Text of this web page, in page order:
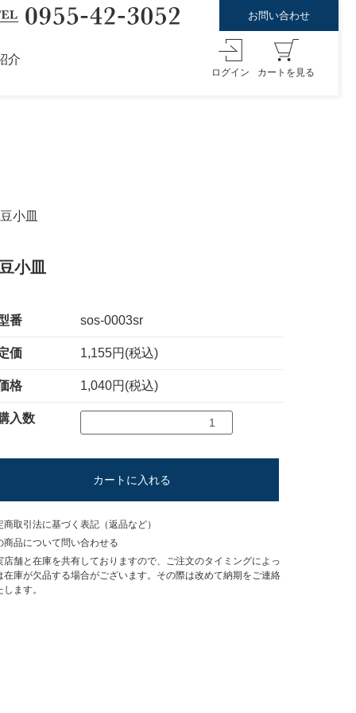
お問い合わせ
介
ログイン カートを見る
小皿
小皿
番 sos-0003sr
価 1,155円(税込)
格 1,040円(税込)
入数
カートに入れる
商取引法に基づく表記（返品など）
商品について問い合わせる
舗と在庫を共有しておりますので、ご注文のタイミングによっ
在庫が欠品する場合がございます。その際は改めて納期をご連絡
します。